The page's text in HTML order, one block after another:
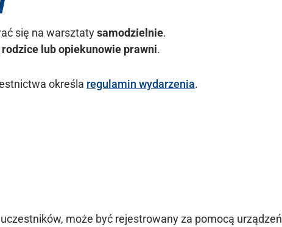
się na warsztatysamodzielnie.
rodzice lub opiekunowie prawni.
określa regulamin wydarzenia.
może być rejestrowany za pomocą urządzeń